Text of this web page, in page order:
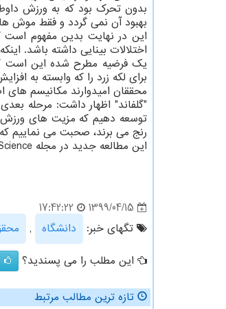
بدون تحرک بود که به ورزش
بهبود آن نمی گردد و فقط موش
این در نهایت بدین مفهوم است
اختلالات بینایی داشته باشد.
یک فرضیه مطرح شده این است که
برای لکه زرد را که وابسته به
محققان امیدوارند مکانیسم های
"گلفاند" اظهار داشت: مرحله
توسعه دهیم که مزیت های ورزش
رنج می برند، صحبت می نماییم که
این مطالعه جدید در مجله Investigative Ophthalmology & Visual Science انتشار یافته است.
1399/04/15
17:42:22
تگهای خبر:
دانشگاه ,
این مطلب را می پسندید؟
تازه ترین مطالب مرتبط